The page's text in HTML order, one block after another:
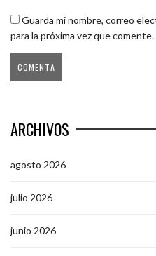
Guarda mi nombre, correo
para la próxima vez que comente.
ARCHIVOS
agosto 2026
julio 2026
junio 2026